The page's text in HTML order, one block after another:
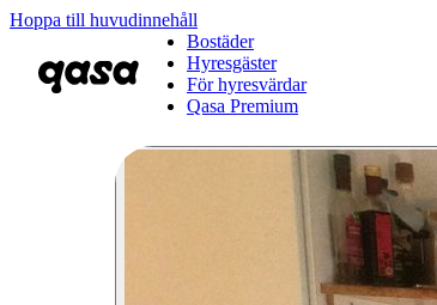
Hoppa till huvudinnehåll
Bostäder
Hyresgäster
För hyresvärdar
Qasa Premium